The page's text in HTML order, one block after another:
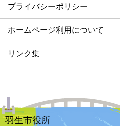
プライバシーポリシー
ホームページ利用について
リンク集
羽生市役所